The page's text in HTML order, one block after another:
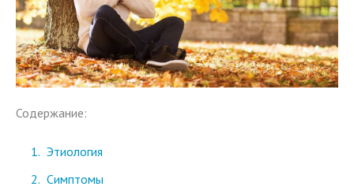
Содержание:
Этиология
Симптомы